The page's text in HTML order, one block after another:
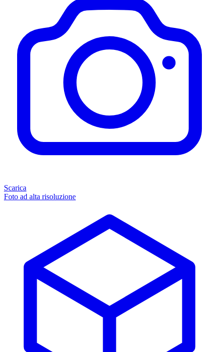
Scarica
Foto ad alta risoluzione